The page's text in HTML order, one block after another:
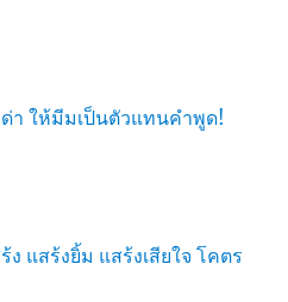
า ให้มีมเป็นตัวแทนคำพูด!
ง แสร้งยิ้ม แสร้งเสียใจ โคตร